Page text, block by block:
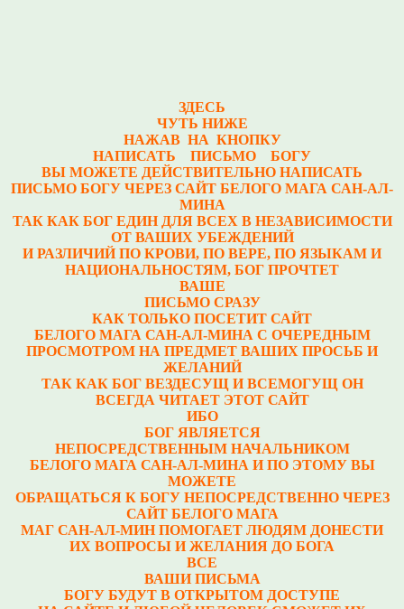
ЗДЕСЬ
ЧУТЬ НИЖЕ
НАЖАВ НА КНОПКУ
НАПИСАТЬ ПИСЬМО БОГУ
ВЫ МОЖЕТЕ ДЕЙСТВИТЕЛЬНО НАПИСАТЬ
ПИСЬМО БОГУ ЧЕРЕЗ САЙТ БЕЛОГО МАГА САН-АЛ-
МИНА
ТАК КАК БОГ ЕДИН ДЛЯ ВСЕХ В НЕЗАВИСИМОСТИ
ОТ ВАШИХ УБЕЖДЕНИЙ
И РАЗЛИЧИЙ ПО КРОВИ, ПО ВЕРЕ, ПО ЯЗЫКАМ И
НАЦИОНАЛЬНОСТЯМ, БОГ ПРОЧТЕТ
ВАШЕ
ПИСЬМО СРАЗУ
КАК ТОЛЬКО ПОСЕТИТ САЙТ
БЕЛОГО МАГА САН-АЛ-МИНА С ОЧЕРЕДНЫМ
ПРОСМОТРОМ НА ПРЕДМЕТ ВАШИХ ПРОСЬБ И
ЖЕЛАНИЙ
ТАК КАК БОГ ВЕЗДЕСУЩ И ВСЕМОГУЩ ОН
ВСЕГДА ЧИТАЕТ ЭТОТ САЙТ
ИБО
БОГ ЯВЛЯЕТСЯ
НЕПОСРЕДСТВЕННЫМ НАЧАЛЬНИКОМ
БЕЛОГО МАГА САН-АЛ-МИНА И ПО ЭТОМУ ВЫ
МОЖЕТЕ
ОБРАЩАТЬСЯ К БОГУ НЕПОСРЕДСТВЕННО ЧЕРЕЗ
САЙТ БЕЛОГО МАГА
МАГ САН-АЛ-МИН ПОМОГАЕТ ЛЮДЯМ ДОНЕСТИ
ИХ ВОПРОСЫ И ЖЕЛАНИЯ ДО БОГА
ВСЕ
ВАШИ ПИСЬМА
БОГУ БУДУТ В ОТКРЫТОМ ДОСТУПЕ